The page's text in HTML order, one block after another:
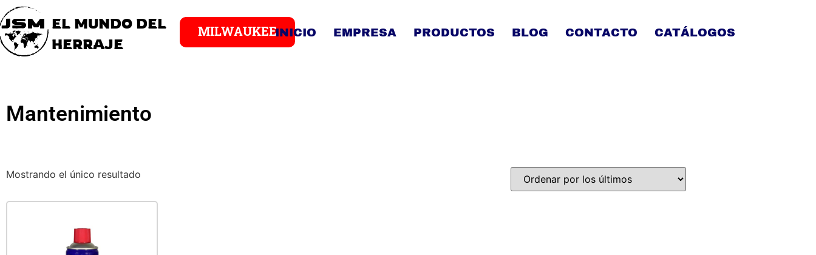
EL MUNDO DEL
HERRAJE
MILWAUKEEINICIO EMPRESA PRODUCTOS BLOG CONTACTO CATÁLOGOS
Mantenimiento
Mostrando el único resultado